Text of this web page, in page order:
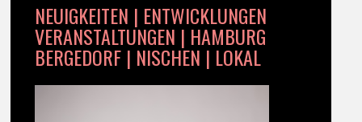
NEUIGKEITEN | ENTWICKLUNGEN
VERANSTALTUNGEN | HAMBURG
BERGEDORF | NISCHEN | LOKAL